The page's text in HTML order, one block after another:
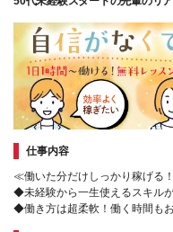
仕事内容
≪働いた分だけしっかり稼げる
◆未経験から一生使えるスキル
◆働き方は超柔軟！働く時間も